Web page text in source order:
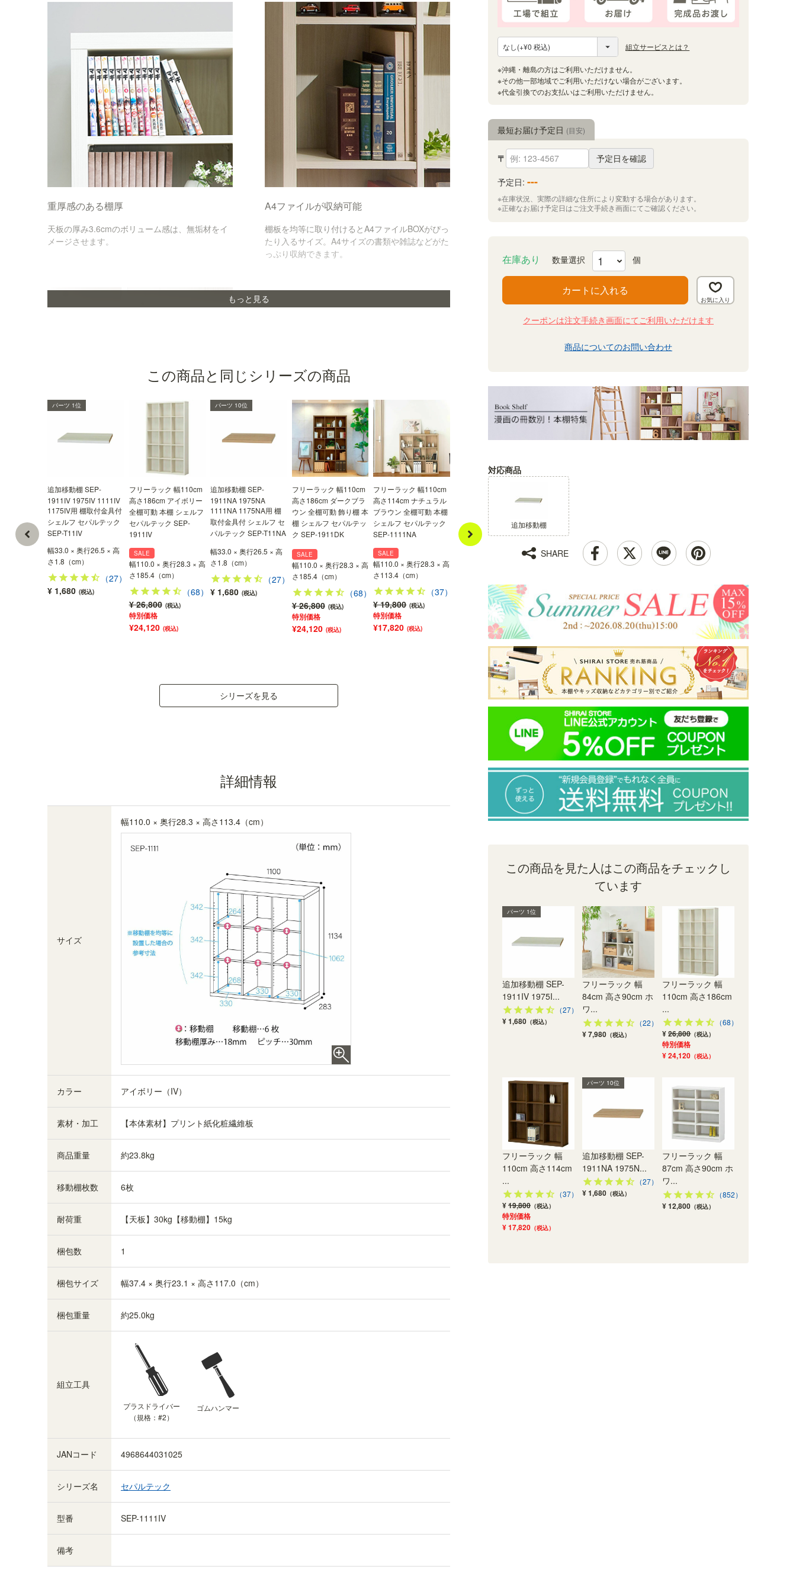
重厚感のある棚厚
天板の厚み3.6cmのボリューム感は、無垢材をイ
メージさせます。
A4ファイルが収納可能
棚板を均等に取り付けるとA4ファイルBOXがぴっ
たり入るサイズ。A4サイズの書類や雑誌などがた
っぷり収納できます。
移動棚
3cm間隔で高さを調節できる移動棚。収納物のサ
イズに合わせた高さにする事ができます。
SHIRAIオリジナル棚受け金具
側板へ差し込む突起部にツメがあり、ツメが側板
へ固定され本体の広がりを抑えます。
扉の無いオープンタイプなので、おしゃれな雑貨
カラー：3色、サイズ：4タイプから選ぶことがで
が4つ付属します。
SEP-T11-IV
をご購入くださ
い。
木質感のあるシート
組立サービス対象商品
オプションで組立サービス（有料）を選択できま
す。専門スタッフが組立した商品を、配送業者が
お届けします。※ご注文の翌営業日から数えて9営
業日目に発送。発送後2~4日でお届け予定です
もっと見る
この商品と同じシリーズの商品
追加移動棚 SEP-
1911IV 1975IV 1111IV
1175IV用 棚取付金具付
シェルフ セパルテック
SEP-T11IV
パーツ 1位
幅33.0 × 奥行26.5 × 高
さ1.8（cm）
（27）
¥ 1,680 (税込)
フリーラック 幅110cm
高さ186cm アイボリー
全棚可動 本棚 シェルフ
セパルテック SEP-
1911IV
SALE
幅110.0 × 奥行28.3 × 高
さ185.4（cm）
（68）
¥ 26,800 (税込)
特別価格
¥24,120 (税込)
追加移動棚 SEP-
1911NA 1975NA
1111NA 1175NA用 棚
取付金具付 シェルフ セ
パルテック SEP-T11NA
パーツ 10位
幅33.0 × 奥行26.5 × 高
さ1.8（cm）
（27）
¥ 1,680 (税込)
フリーラック 幅110cm
高さ186cm ダークブラ
ウン 全棚可動 飾り棚 本
棚 シェルフ セパルテッ
ク SEP-1911DK
SALE
幅110.0 × 奥行28.3 × 高
さ185.4（cm）
（68）
¥ 26,800 (税込)
特別価格
¥24,120 (税込)
フリーラック 幅110cm
高さ114cm ナチュラル
ブラウン 全棚可動 本棚
シェルフ セパルテック
SEP-1111NA
SALE
幅110.0 × 奥行28.3 × 高
さ113.4（cm）
（37）
¥ 19,800 (税込)
特別価格
¥17,820 (税込)
追加移動棚 SEP-
1911DK 1975DK
1111DK 1175DK用 棚
取付金具付 シェルフ セ
パルテック SEP-T11DK
幅33.0 × 奥行26.5 × 高
(税込)
フリーラック 幅110cm
高さ114cm ダークブラ
ウン 全棚可動 本棚 シェ
ルフ セパルテック
SEP-1111DK
SALE
幅110.0 × 奥行28.3 × 高
（37）
¥ 19,800 (税込)
特別価格
¥17,820 (税込)
7512DESKFIV
SALE
デスク 3位
（33）
¥ 24,800
(税込)
特別価格
SEP-7040HNA
SALE
デスクサイドチェスト・
ワゴン 2位
さ69.0（cm）
¥ 18,800 (税込)
特別価格
¥16,920 (税込)
シリーズを見る
詳細情報
サイズ
幅110.0 × 奥行28.3 × 高さ113.4（cm）
カラー アイボリー（IV）
素材・加工 【本体素材】プリント紙化粧繊維板
商品重量 約23.8kg
移動棚枚数 6枚
耐荷重 【天板】30kg【移動棚】15kg
梱包数 1
梱包サイズ 幅37.4 × 奥行23.1 × 高さ117.0（cm）
梱包重量 約25.0kg
組立工具
プラスドライバー
（規格：#2）
ゴムハンマー
JANコード 4968644031025
シリーズ名 セパルテック
型番 SEP-1111IV
備考
組立サービスとは？
最短お届け予定日 (目安)
〒
予定日を確認
予定日: ---
※在庫状況、実際の詳細な住所により変動する場合があります。
※正確なお届け予定日はご注文手続き画面にてご確認ください。
在庫あり
カートに入れる
クーポンは注文手続き画面にてご利用いただけます
商品についてのお問い合わせ
対応商品
追加移動棚
SHARE
この商品を見た人はこの商品をチェックし
ています
パーツ 1位
追加移動棚 SEP-
1911IV 1975I...
（27）
¥ 1,680 （税込）
フリーラック 幅
84cm 高さ90cm ホ
ワ...
（22）
¥ 7,980 （税込）
フリーラック 幅
110cm 高さ186cm
...
（68）
¥26,800（税込）
特別価格
¥ 24,120 （税込）
フリーラック 幅
110cm 高さ114cm
...
（37）
¥19,800 （税込）
特別価格
¥ 17,820 （税込）
パーツ 10位
追加移動棚 SEP-
1911NA 1975N...
（27）
¥ 1,680 （税込）
フリーラック 幅
87cm 高さ90cm ホ
ワ...
（852）
¥ 12,800 （税込）